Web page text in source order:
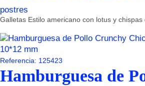
postres
Galletas Estilo americano con lotus y chispas
Referencia: 125423
Hamburguesa de